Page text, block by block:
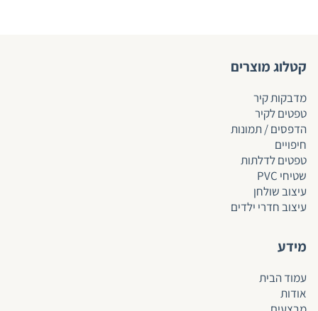
קטלוג מוצרים
מדבקות קיר
טפטים לקיר
הדפסים / תמונות
חיפויים
טפטים לדלתות
שטיחי PVC
עיצוב שולחן
עיצוב חדרי ילדים
מידע
עמוד הבית
אודות